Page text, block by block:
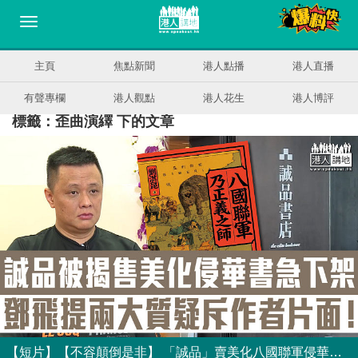
主頁 焦點新聞 港人點播 港人直播
有聲專欄 港人觀點 港人花生 港人博評
標籤：歪曲演繹 下的文章
【短片】【不容顛倒是非】 「誠品」賣美化八國聯軍侵華書籍？鄧飛提兩大質疑怒斥作者：顛倒是非！